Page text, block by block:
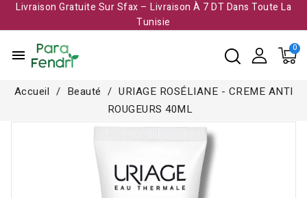
Livraison Gratuite Sur Sfax – Livraison À 7 DT Dans Toute La
Tunisie​
menu
Accueil Beauté
URIAGE ROSÉLIANE - CREME ANTI
ROUGEURS 40ML